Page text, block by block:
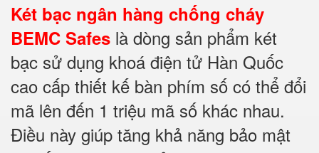
Két bạc ngân hàng chống cháy
BEMC Safes là dòng sản phẩm két
bạc sử dụng khoá điện tử Hàn Quốc
cao cấp thiết kế bàn phím số có thể đổi
mã lên đến 1 triệu mã số khác nhau.
Điều này giúp tăng khả năng bảo mật